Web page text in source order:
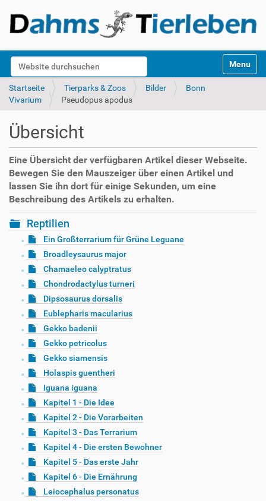
Website durchsuchen
k
Toggle
Startseite Tierparks & Zoos Bilder
Bonn
Vivarium
Pseudopus apodus
Übersicht
Eine Übersicht der verfügbaren Artikel dieser Webseite.
Bewegen Sie den Mauszeiger über einen Artikel und
lassen Sie ihn dort für einige Sekunden, um eine
Beschreibung des Artikels zu erhalten.
Reptilien
Ein Großterrarium für Grüne Leguane
Broadleysaurus major
Chamaeleo calyptratus
Chondrodactylus turneri
Dipsosaurus dorsalis
Eublepharis macularius
Gekko badenii
Gekko petricolus
Gekko siamensis
Holaspis guentheri
Iguana iguana
Kapitel 1 - Die Idee
Kapitel 2 - Die Vorarbeiten
Kapitel 3 - Das Terrarium
Kapitel 4 - Die ersten Bewohner
Kapitel 5 - Das erste Jahr
Kapitel 6 - Die Ernährung
Leiocephalus personatus